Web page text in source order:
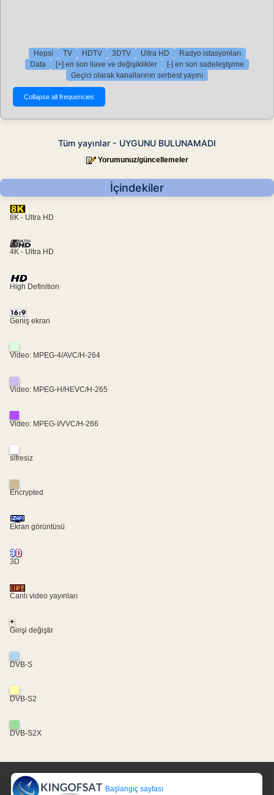
Hepsi TV HDTV 3DTV Ultra HD
Radyo istasyonları
Data
[+] en son ilave ve değişiklikler
[-] en son sadeleştşrme
Geçici olarak kanallarının serbest yayını
Tüm yayınlar - UYGUNU BULUNAMADI
Yorumunuz/güncellemeler
İçindekiler
8K - Ultra HD
4K - Ultra HD
High Definition
Geniş ekran
Video: MPEG-4/AVC/H-264
Video: MPEG-H/HEVC/H-265
Video: MPEG-I/VVC/H-266
sifresiz
Encrypted
Ekran görüntüsü
3D
Canlı video yayınları
+
Girişi değiştir
DVB-S
DVB-S2
DVB-S2X
Başlangıç sayfası